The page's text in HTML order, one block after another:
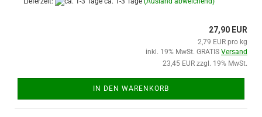
27,90 EUR
2,79 EUR pro kg
inkl. 19% MwSt. GRATIS Versand
23,45 EUR zzgl. 19% MwSt.
IN DEN WARENKORB